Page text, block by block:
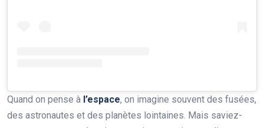
Quand on pense à l’espace, on imagine souvent des fusées,
des astronautes et des planètes lointaines. Mais saviez-